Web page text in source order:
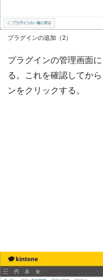
プラグインの追加（2）
プラグインの管理画面
る。これを確認してか
ンをクリックする。